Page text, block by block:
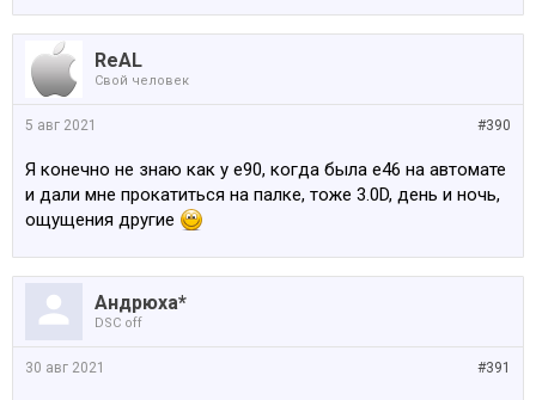
ReAL
Свой человек
#390
5 авг 2021
Я конечно не знаю как у е90, когда была е46 на автомате
и дали мне прокатиться на палке, тоже 3.0D, день и ночь,
ощущения другие
Андрюха*
DSC off
#391
30 авг 2021